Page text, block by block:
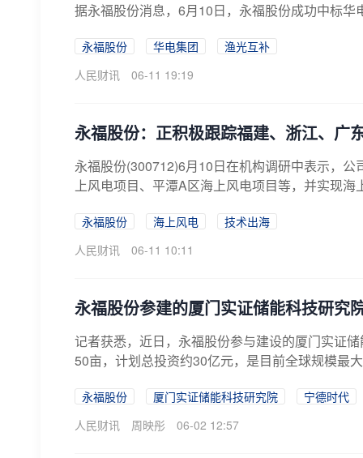
据永福股份消息，6月10日，永福股份成功中标
永福股份 华电集团
渔光互补
人民财讯
06-11 19:19
永福股份：正积极跟踪福建、浙江、广
永福股份(300712)6月10日在机构调研中表示，
上风电项目、平潭A区海上风电项目等，并实现
永福股份 海上风电
技术出海
人民财讯
06-11 10:11
永福股份参建的厦门实证储能科技研究
记者获悉，近日，永福股份参与建设的厦门实证
50亩，计划总投资约30亿元，是目前全球规模最
永福股份 厦门实证储能科技研究院
宁德时代
人民财讯
周映彤 06-02 12:57